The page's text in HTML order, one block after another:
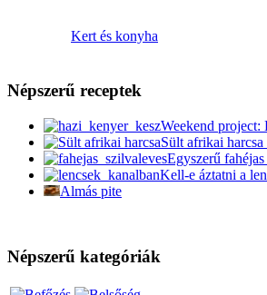
Kert és konyha
Népszerű receptek
Weekend project:
Sült afrikai
Egyszerű
Kell-e áztatni a
Almás pite
Népszerű kategóriák